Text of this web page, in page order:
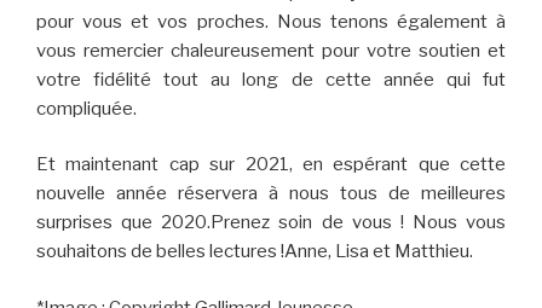
pour vous et vos proches. Nous tenons également à
vous remercier chaleureusement pour votre soutien et
votre fidélité tout au long de cette année qui fut
compliquée.
Et maintenant cap sur 2021, en espérant que cette
nouvelle année réservera à nous tous de meilleures
surprises que 2020.Prenez soin de vous ! Nous vous
souhaitons de belles lectures !Anne, Lisa et Matthieu.